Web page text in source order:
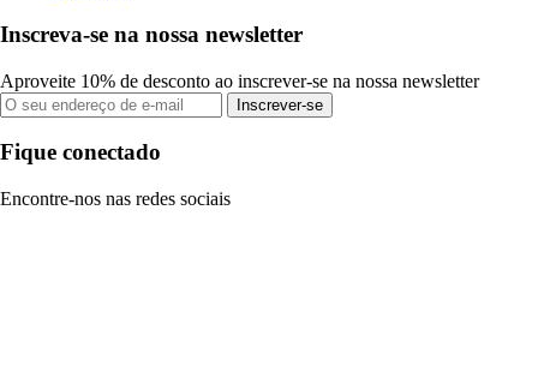
Inscreva-se na nossa newsletter
Aproveite 10% de desconto ao inscrever-se na nossa newsletter
Inscrever-se
Fique conectado
Encontre-nos nas redes sociais